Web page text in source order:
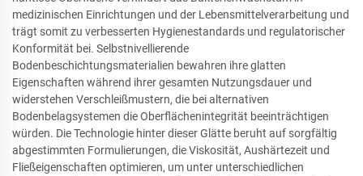
medizinischen Einrichtungen und der Lebensmittelverarbeitung und
trägt somit zu verbesserten Hygienestandards und regulatorischer
Konformität bei. Selbstnivellierende
Bodenbeschichtungsmaterialien bewahren ihre glatten
Eigenschaften während ihrer gesamten Nutzungsdauer und
widerstehen Verschleißmustern, die bei alternativen
Bodenbelagsystemen die Oberflächenintegrität beeinträchtigen
würden. Die Technologie hinter dieser Glätte beruht auf sorgfältig
abgestimmten Formulierungen, die Viskosität, Aushärtezeit und
Fließeigenschaften optimieren, um unter unterschiedlichen